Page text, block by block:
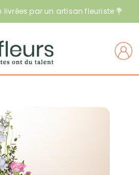
par un artisan fleuriste 💐